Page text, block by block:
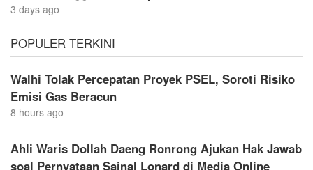
3 days ago
POPULER TERKINI
Walhi Tolak Percepatan Proyek PSEL, Soroti Risiko
Emisi Gas Beracun
8 hours ago
Ahli Waris Dollah Daeng Ronrong Ajukan Hak Jawab
soal Pernyataan Sainal Lonard di Media Online